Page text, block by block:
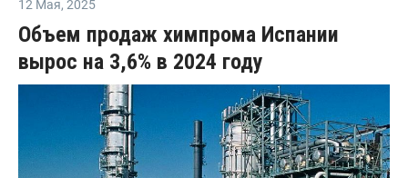
12 Мая, 2025
Объем продаж химпрома Испании
вырос на 3,6% в 2024 году